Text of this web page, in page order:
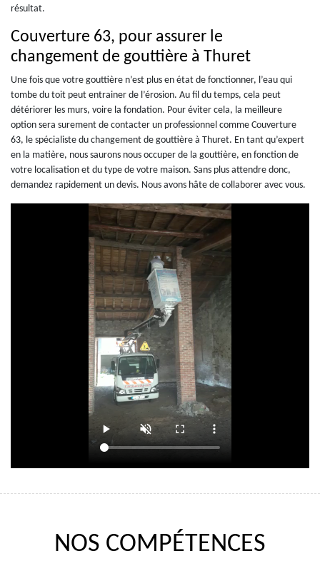
résultat.
Couverture 63, pour assurer le
changement de gouttière à Thuret
Une fois que votre gouttière n’est plus en état de fonctionner, l’eau qui
tombe du toit peut entrainer de l’érosion. Au fil du temps, cela peut
détériorer les murs, voire la fondation. Pour éviter cela, la meilleure
option sera surement de contacter un professionnel comme Couverture
63, le spécialiste du changement de gouttière à Thuret. En tant qu’expert
en la matière, nous saurons nous occuper de la gouttière, en fonction de
votre localisation et du type de votre maison. Sans plus attendre donc,
demandez rapidement un devis. Nous avons hâte de collaborer avec vous.
NOS COMPÉTENCES